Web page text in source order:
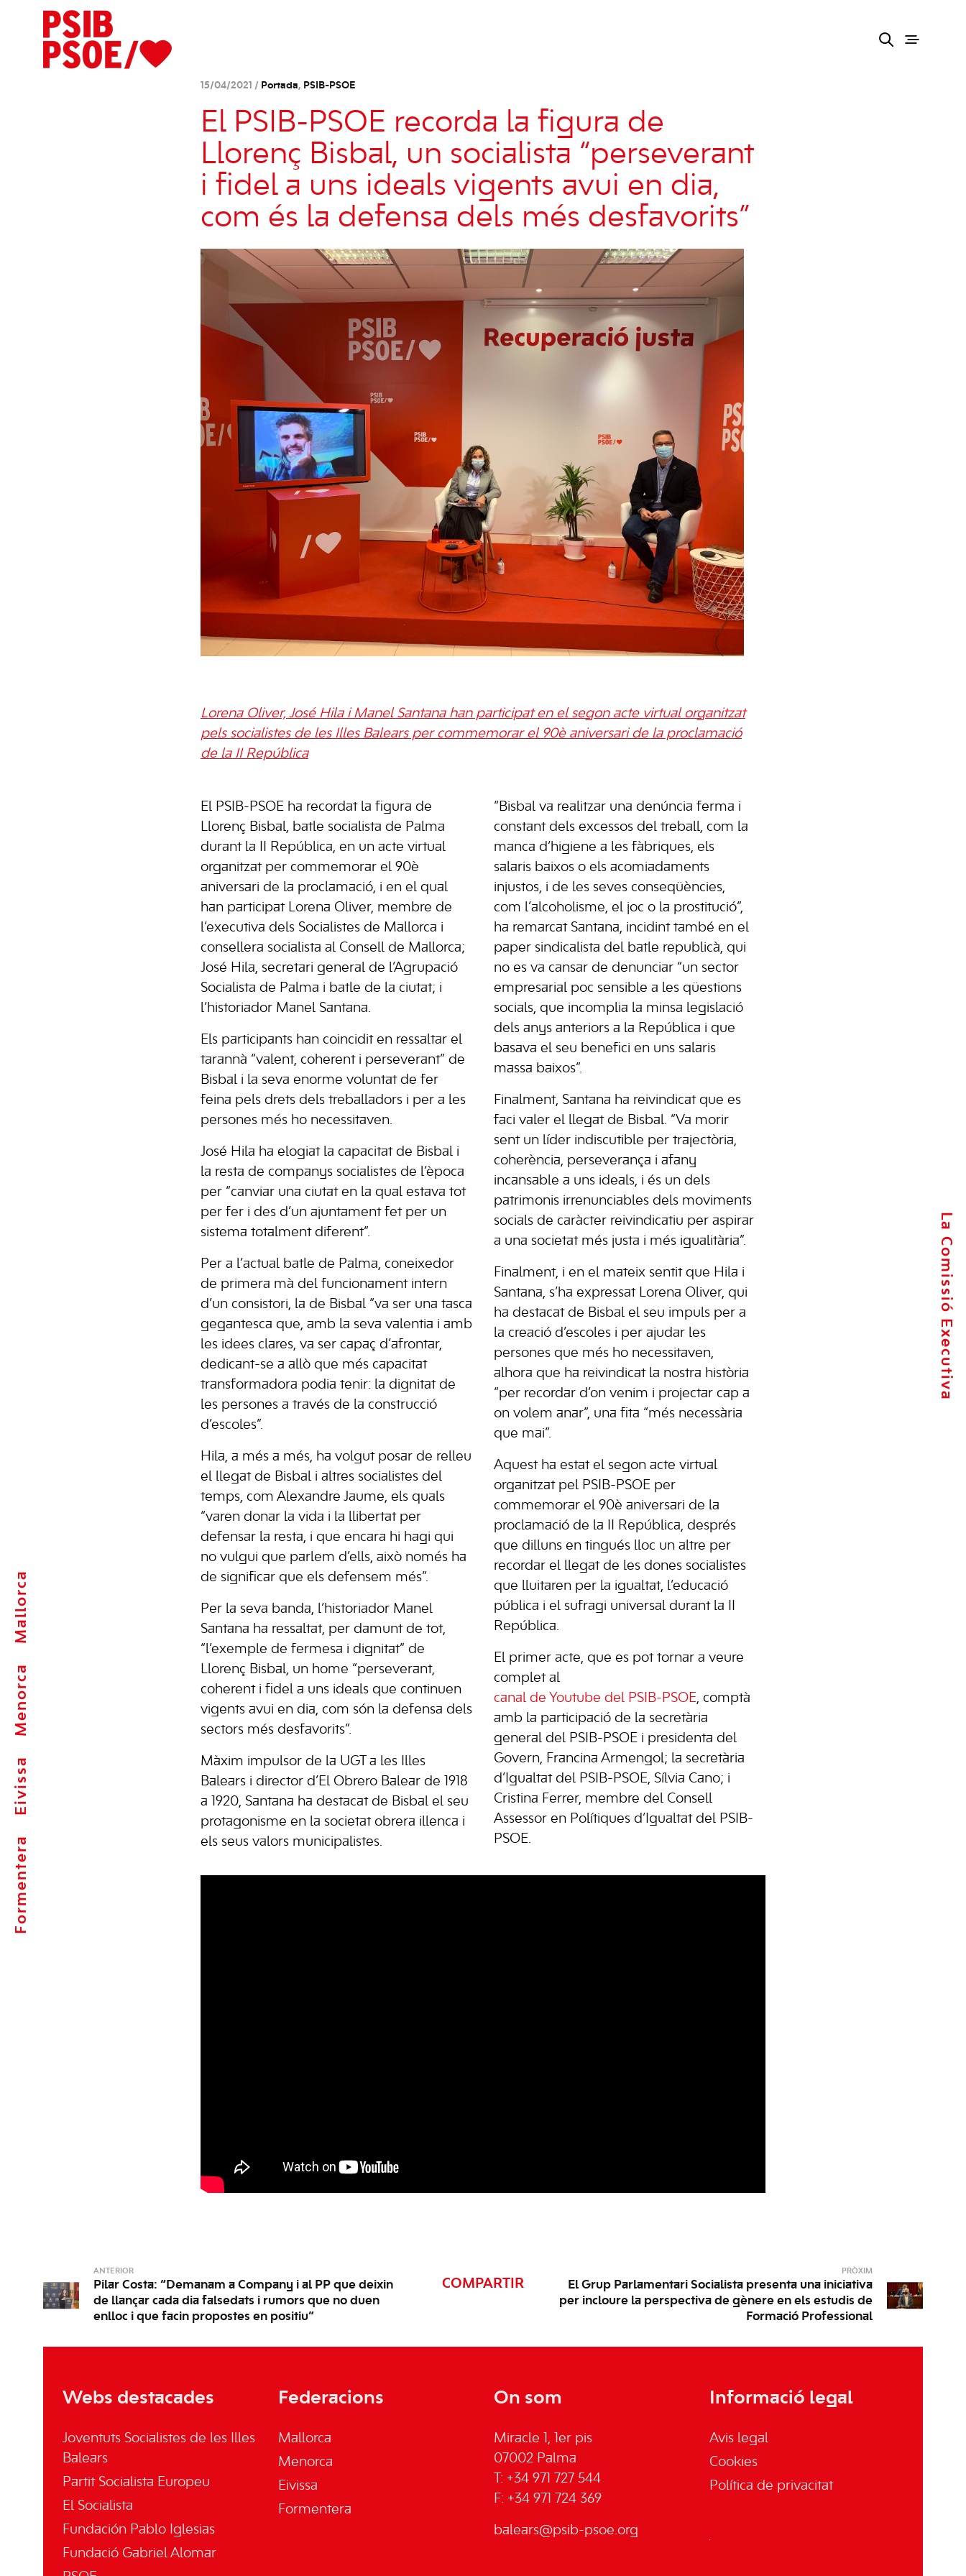
Formentera
Eivissa
Menorca
Mallorca
La Comissió Executiva
15/04/2021 / Portada, PSIB-PSOE
El PSIB-PSOE recorda la figura de
Llorenç Bisbal, un socialista “perseverant
i fidel a uns ideals vigents avui en dia,
com és la defensa dels més desfavorits”
Lorena Oliver, José Hila i Manel Santana han participat en el segon acte virtual organitzat
pels socialistes de les Illes Balears per commemorar el 90è aniversari de la proclamació
de la II República
El PSIB-PSOE ha recordat la figura de
Llorenç Bisbal, batle socialista de Palma
durant la II República, en un acte virtual
organitzat per commemorar el 90è
aniversari de la proclamació, i en el qual
han participat Lorena Oliver, membre de
l’executiva dels Socialistes de Mallorca i
consellera socialista al Consell de Mallorca;
José Hila, secretari general de l’Agrupació
Socialista de Palma i batle de la ciutat; i
l’historiador Manel Santana.
Els participants han coincidit en ressaltar el
tarannà “valent, coherent i perseverant” de
Bisbal i la seva enorme voluntat de fer
feina pels drets dels treballadors i per a les
persones més ho necessitaven.
José Hila ha elogiat la capacitat de Bisbal i
la resta de companys socialistes de l’època
per “canviar una ciutat en la qual estava tot
per fer i des d’un ajuntament fet per un
sistema totalment diferent”.
Per a l’actual batle de Palma, coneixedor
de primera mà del funcionament intern
d’un consistori, la de Bisbal “va ser una tasca
gegantesca que, amb la seva valentia i amb
les idees clares, va ser capaç d’afrontar,
dedicant-se a allò que més capacitat
transformadora podia tenir: la dignitat de
les persones a través de la construcció
d’escoles”.
Hila, a més a més, ha volgut posar de relleu
el llegat de Bisbal i altres socialistes del
temps, com Alexandre Jaume, els quals
“varen donar la vida i la llibertat per
defensar la resta, i que encara hi hagi qui
no vulgui que parlem d’ells, això només ha
de significar que els defensem més”.
Per la seva banda, l’historiador Manel
Santana ha ressaltat, per damunt de tot,
“l’exemple de fermesa i dignitat” de
Llorenç Bisbal, un home “perseverant,
coherent i fidel a uns ideals que continuen
vigents avui en dia, com són la defensa dels
sectors més desfavorits”.
Màxim impulsor de la UGT a les Illes
Balears i director d’El Obrero Balear de 1918
a 1920, Santana ha destacat de Bisbal el seu
protagonisme en la societat obrera illenca i
els seus valors municipalistes.
“Bisbal va realitzar una denúncia ferma i
constant dels excessos del treball, com la
manca d’higiene a les fàbriques, els
salaris baixos o els acomiadaments
injustos, i de les seves conseqüències,
com l’alcoholisme, el joc o la prostitució”,
ha remarcat Santana, incidint també en el
paper sindicalista del batle republicà, qui
no es va cansar de denunciar “un sector
empresarial poc sensible a les qüestions
socials, que incomplia la minsa legislació
dels anys anteriors a la República i que
basava el seu benefici en uns salaris
massa baixos”.
Finalment, Santana ha reivindicat que es
faci valer el llegat de Bisbal. “Va morir
sent un líder indiscutible per trajectòria,
coherència, perseverança i afany
incansable a uns ideals, i és un dels
patrimonis irrenunciables dels moviments
socials de caràcter reivindicatiu per aspirar
a una societat més justa i més igualitària”.
Finalment, i en el mateix sentit que Hila i
Santana, s’ha expressat Lorena Oliver, qui
ha destacat de Bisbal el seu impuls per a
la creació d’escoles i per ajudar les
persones que més ho necessitaven,
alhora que ha reivindicat la nostra història
“per recordar d’on venim i projectar cap a
on volem anar”, una fita “més necessària
que mai”.
Aquest ha estat el segon acte virtual
organitzat pel PSIB-PSOE per
commemorar el 90è aniversari de la
proclamació de la II República, després
que dilluns en tingués lloc un altre per
recordar el llegat de les dones socialistes
que lluitaren per la igualtat, l’educació
pública i el sufragi universal durant la II
República.
El primer acte, que es pot tornar a veure
complet al
canal de Youtube del PSIB-PSOE, comptà
amb la participació de la secretària
general del PSIB-PSOE i presidenta del
Govern, Francina Armengol; la secretària
d’Igualtat del PSIB-PSOE, Sílvia Cano; i
Cristina Ferrer, membre del Consell
Assessor en Polítiques d’Igualtat del PSIB-
PSOE.
ANTERIOR
Pilar Costa: “Demanam a Company i al PP que deixin
de llançar cada dia falsedats i rumors que no duen
enlloc i que facin propostes en positiu”
COMPARTIR
PRÒXIM
El Grup Parlamentari Socialista presenta una iniciativa
per incloure la perspectiva de gènere en els estudis de
Formació Professional
Webs destacades
Joventuts Socialistes de les Illes
Balears
Partit Socialista Europeu
El Socialista
Fundación Pablo Iglesias
Fundació Gabriel Alomar
Federacions
Mallorca
Menorca
Eivissa
Formentera
On som
Miracle 1, 1er pis
07002 Palma
T: +34 971 727 544
F: +34 971 724 369
balears@psib-psoe.org
Informació legal
Avis legal
Cookies
Política de privacitat